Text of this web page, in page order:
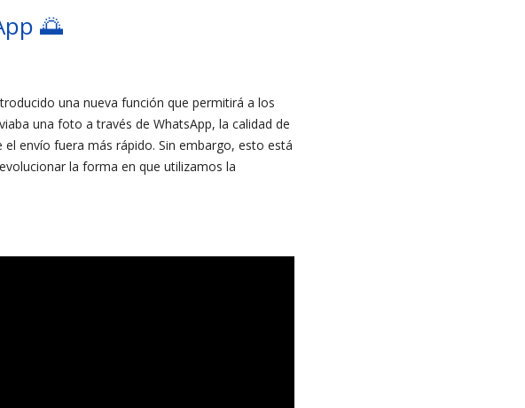
🌅
una nueva función que permitirá a los
una foto a través de WhatsApp, la calidad de
envío fuera más rápido. Sin embargo, esto está
la forma en que utilizamos la